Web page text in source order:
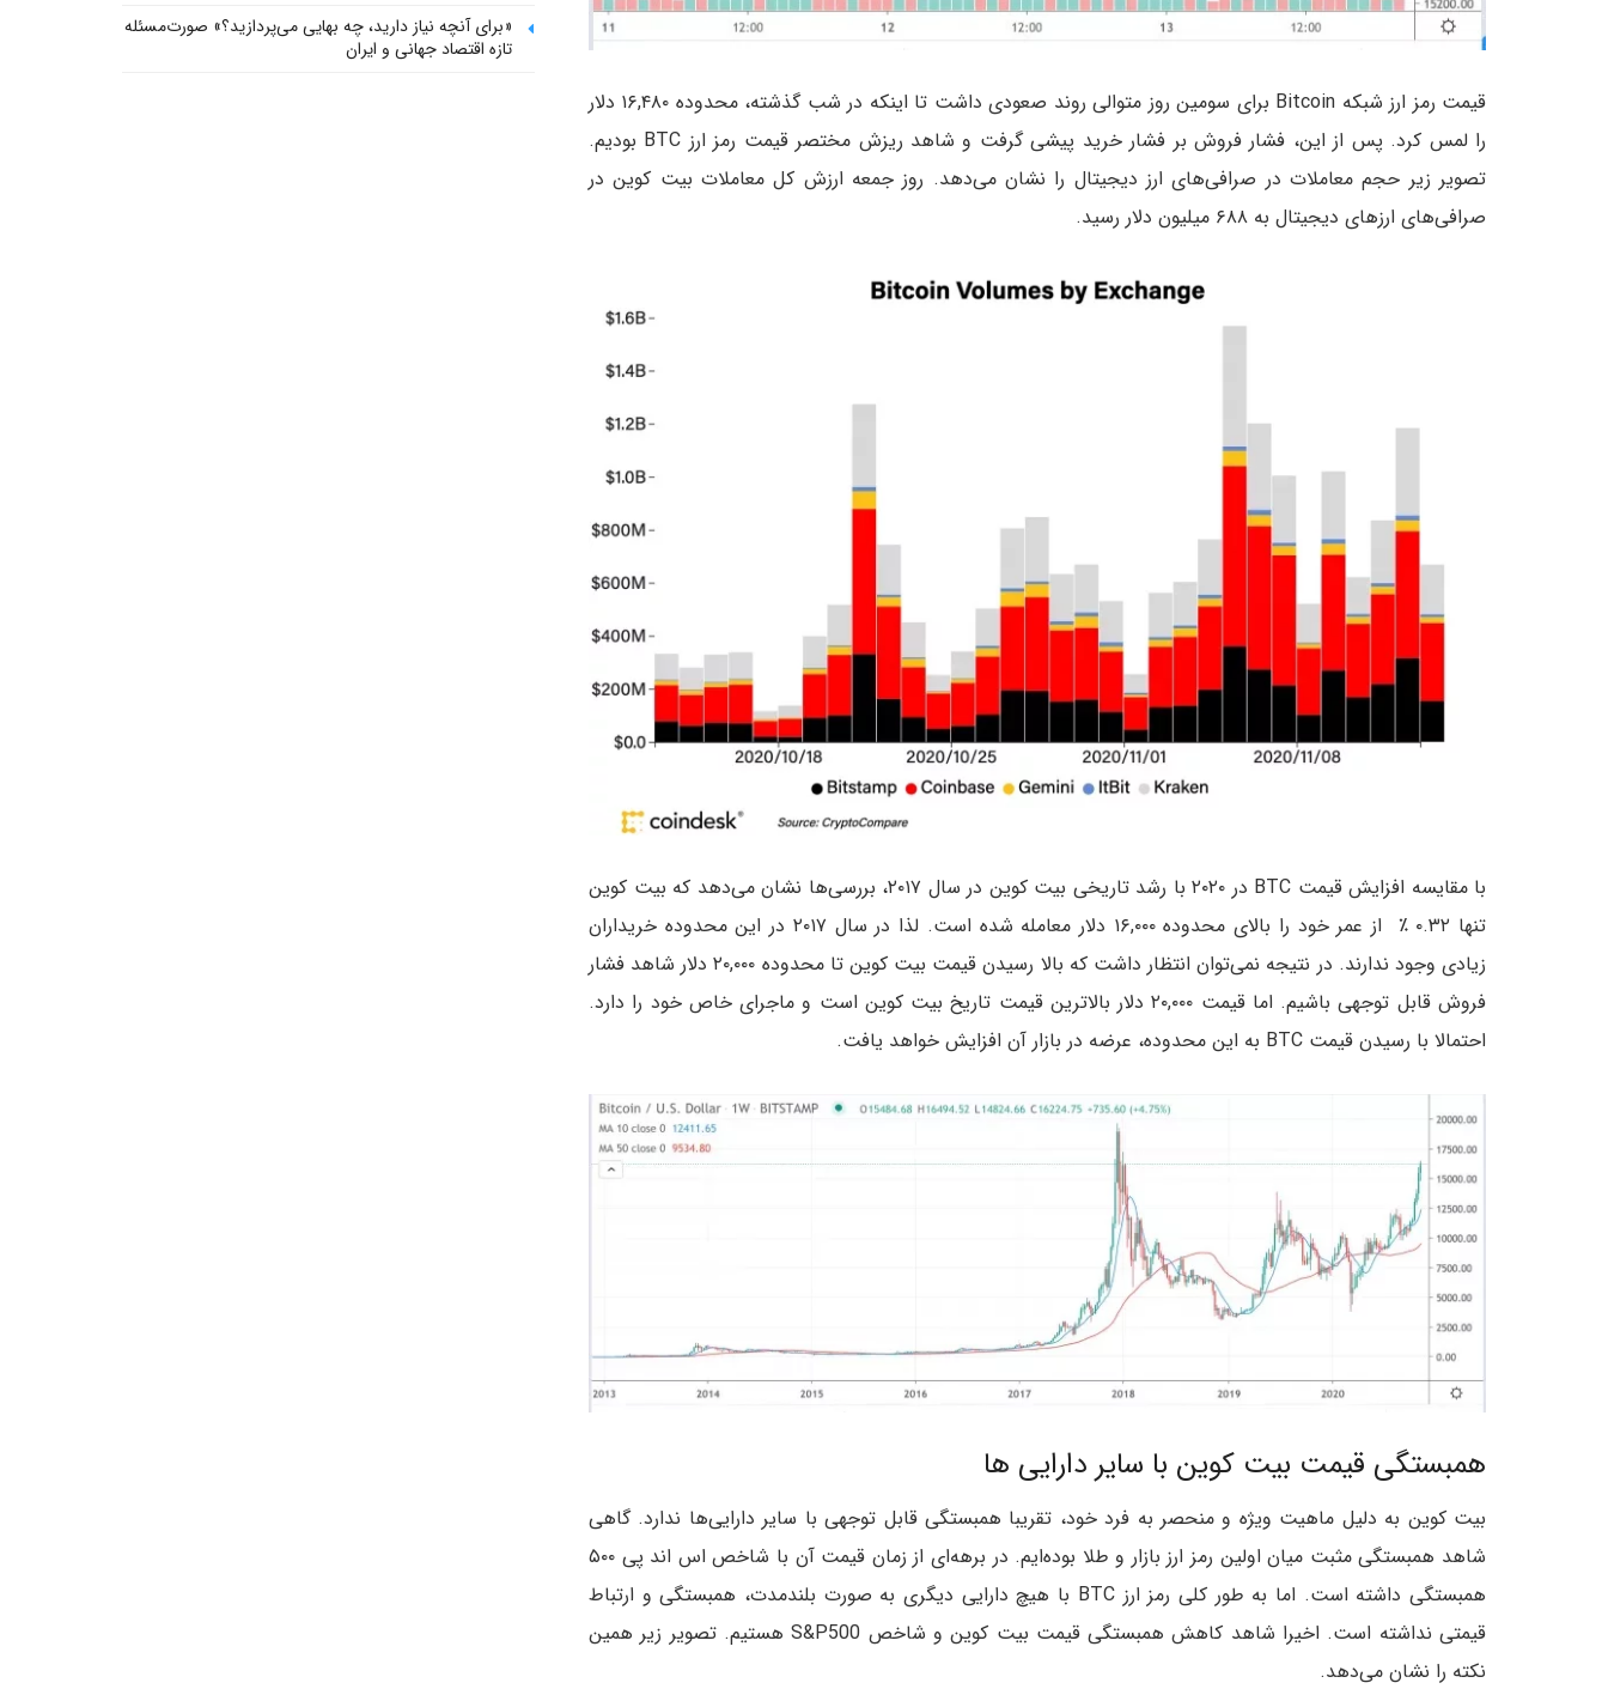
قیمت رمز ارز شبکه Bitcoin برای سومین روز متوالی روند صعودی داشت تا اینکه در شب گذشته، محدوده ۱۶,۴۸۰ دلار
را لمس کرد. پس از این، فشار فروش بر فشار خرید پیشی گرفت و شاهد ریزش مختصر قیمت رمز ارز BTC بودیم.
تصویر زیر حجم معاملات در صرافی‌های ارز دیجیتال را نشان می‌دهد. روز جمعه ارزش کل معاملات بیت کوین در
صرافی‌های ارزهای دیجیتال به ۶۸۸ میلیون دلار رسید.
با مقایسه افزایش قیمت BTC در ۲۰۲۰ با رشد تاریخی بیت کوین در سال ۲۰۱۷، بررسی‌ها نشان می‌دهد که بیت کوین
تنها ۰.۳۲ ٪ از عمر خود را بالای محدوده ۱۶,۰۰۰ دلار معامله شده است. لذا در سال ۲۰۱۷ در این محدوده خریداران
زیادی وجود ندارند. در نتیجه نمی‌توان انتظار داشت که بالا رسیدن قیمت بیت کوین تا محدوده ۲۰,۰۰۰ دلار شاهد فشار
فروش قابل توجهی باشیم. اما قیمت ۲۰,۰۰۰ دلار بالاترین قیمت تاریخ بیت کوین است و ماجرای خاص خود را دارد.
احتمالا با رسیدن قیمت BTC به این محدوده، عرضه در بازار آن افزایش خواهد یافت.
همبستگی قیمت بیت کوین با سایر دارایی ها
بیت کوین به دلیل ماهیت ویژه و منحصر به فرد خود، تقریبا همبستگی قابل توجهی با سایر دارایی‌ها ندارد. گاهی
شاهد همبستگی مثبت میان اولین رمز ارز بازار و طلا بوده‌ایم. در برهه‌ای از زمان قیمت آن با شاخص اس اند پی ۵۰۰
همبستگی داشته است. اما به طور کلی رمز ارز BTC با هیچ دارایی دیگری به صورت بلندمدت، همبستگی و ارتباط
قیمتی نداشته است. اخیرا شاهد کاهش همبستگی قیمت بیت کوین و شاخص S&P500 هستیم. تصویر زیر همین
نکته را نشان می‌دهد.
«برای آنچه نیاز دارید، چه بهایی می‌پردازید؟» صورت‌مسئله
تازه اقتصاد جهانی و ایران